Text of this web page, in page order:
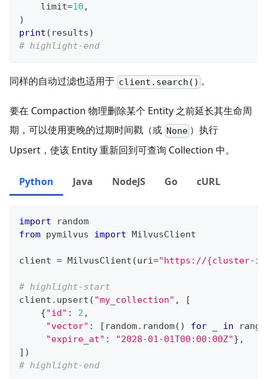
    limit
=10 ,
)
print ( results)
# highlight-end
同样的自动过滤也适用于 client.search() 。
要在 Compaction 物理删除某个 Entity 之前延长其生命周
期，可以使用更晚的过期时间戳（或 None ）执行
Upsert，使该 Entity 重新回到可查询 Collection 中。
Python Java NodeJS Go cURL
import random
from pymilvus import MilvusClient
client = MilvusClient (uri="https://{cluster-
# highlight-start
client . upsert ( "my_collection" ,
[
{"id" : 2 ,
"vector" : [ random. random( ) for in range
"expire_at" : "2028-01-01T00:00:00Z"} ,
] )
# highlight-end